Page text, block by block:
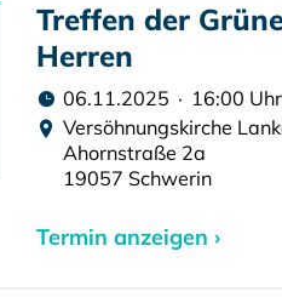
Treffen der
Herren
06.11.2025 · 16:00 Uhr
Versöhnungskirche
Ahornstraße 2a
19057 Schwerin
Termin anzeigen ›